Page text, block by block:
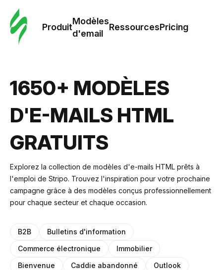
Produit
Modèles
d'email
RessourcesPricing
1650+ MODÈLES
D'E-MAILS HTML
GRATUITS
Explorez la collection de modèles d'e-mails HTML prêts à
l'emploi de Stripo. Trouvez l'inspiration pour votre prochaine
campagne grâce à des modèles conçus professionnellement
pour chaque secteur et chaque occasion.
B2B
Bulletins d'information
Commerce électronique
Immobilier
Bienvenue
Caddie abandonné
Outlook